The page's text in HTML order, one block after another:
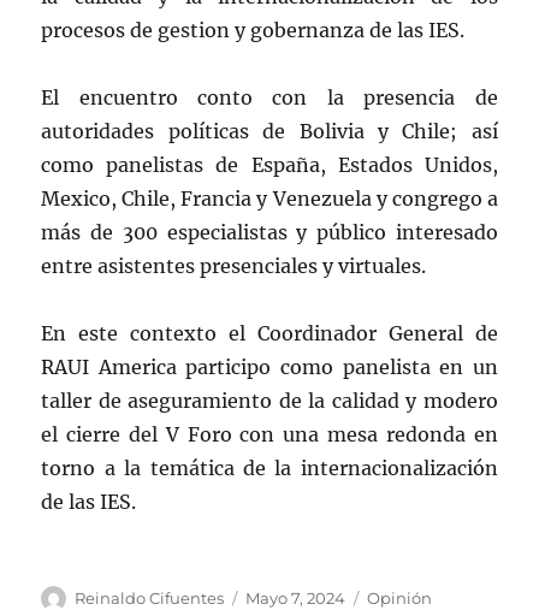
procesos de gestion y gobernanza de las IES.
El encuentro conto con la presencia de
autoridades políticas de Bolivia y Chile; así
como panelistas de España, Estados Unidos,
Mexico, Chile, Francia y Venezuela y congrego a
más de 300 especialistas y público interesado
entre asistentes presenciales y virtuales.
En este contexto el Coordinador General de
RAUI America participo como panelista en un
taller de aseguramiento de la calidad y modero
el cierre del V Foro con una mesa redonda en
torno a la temática de la internacionalización
de las IES.
Autor
Reinaldo Cifuentes
Publicado
Mayo 7, 2024 Categorías
Opinión